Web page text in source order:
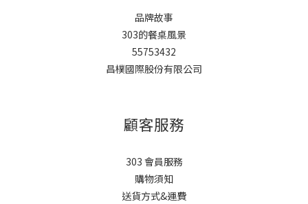
品牌故事
303的餐桌風景
55753432
昌樸國際股份有限公司
顧客服務
303 會員服務
購物須知
送貨方式&運費